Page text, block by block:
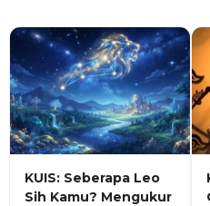
KUIS: Seberapa Leo
Sih Kamu? Mengukur